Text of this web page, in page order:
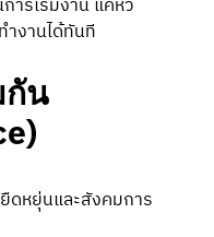
ารเริ่มงาน แค่หิ้ว
งานได้ทันที
กัน
ดหยุ่นและสังคมการ